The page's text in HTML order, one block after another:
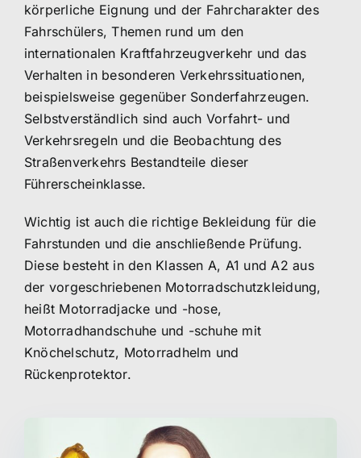
körperliche Eignung und der Fahrcharakter des
Fahrschülers, Themen rund um den
internationalen Kraftfahrzeugverkehr und das
Verhalten in besonderen Verkehrssituationen,
beispielsweise gegenüber Sonderfahrzeugen.
Selbstverständlich sind auch Vorfahrt- und
Verkehrsregeln und die Beobachtung des
Straßenverkehrs Bestandteile dieser
Führerscheinklasse.
Wichtig ist auch die richtige Bekleidung für die
Fahrstunden und die anschließende Prüfung.
Diese besteht in den Klassen A, A1 und A2 aus
der vorgeschriebenen Motorradschutzkleidung,
heißt Motorradjacke und -hose,
Motorradhandschuhe und -schuhe mit
Knöchelschutz, Motorradhelm und
Rückenprotektor.